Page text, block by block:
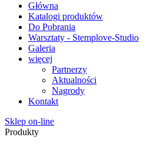
Główna
Katalogi produktów
Do Pobrania
Warsztaty - Stemplove-Studio
Galeria
więcej
Partnerzy
Aktualności
Nagrody
Kontakt
Sklep on-line
Produkty